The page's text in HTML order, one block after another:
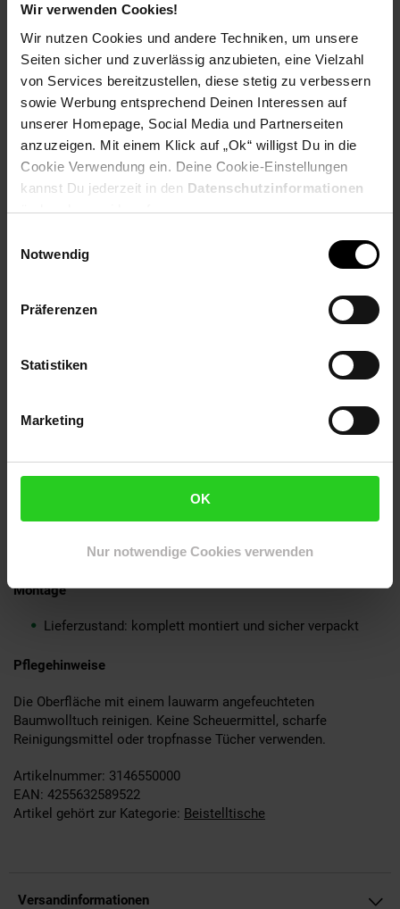
Wir verwenden Cookies!
Wir nutzen Cookies und andere Techniken, um unsere
Seiten sicher und zuverlässig anzubieten, eine Vielzahl
von Services bereitzustellen, diese stetig zu verbessern
sowie Werbung entsprechend Deinen Interessen auf
unserer Homepage, Social Media und Partnerseiten
anzuzeigen. Mit einem Klick auf „Ok“ willigst Du in die
Cookie Verwendung ein. Deine Cookie-Einstellungen
kannst Du jederzeit in den Datenschutzinformationen
ändern bzw. widerrufen.
Notwendig
Präferenzen
Statistiken
Marketing
OK
Nur notwendige Cookies verwenden
Abmessungen
Breite: 40 cm
Tiefe: 40 cm
Höhe: 50 cm
Tischplattenstärke: 3 cm
Weitere Abmessungen findest Du im Maßbild
Farbe
Gesamter Anstelltisch: Schwarz
Jeder Tisch wurde in liebevoller Handarbeit gefertigt und
Da es sich um Handarbeit handelt, kann es zu
Gesamter Tisch: pulverbeschichtetes Aluminium
Lieferumfang
Ein Beistelltisch ohne Dekoration
Montage
Lieferzustand: komplett montiert und sicher verpackt
Pflegehinweise
Die Oberfläche mit einem lauwarm angefeuchteten
Baumwolltuch reinigen. Keine Scheuermittel, scharfe
Reinigungsmittel oder tropfnasse Tücher verwenden.
Artikelnummer: 3146550000
EAN: 4255632589522
Artikel gehört zur Kategorie: Beistelltische
Versandinformationen